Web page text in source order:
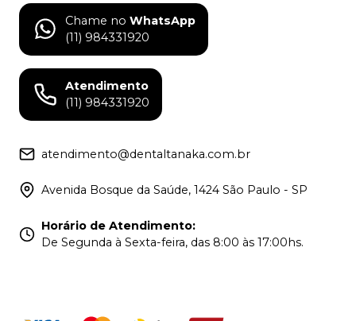
Chame no WhatsApp
(11) 984331920
Atendimento
(11) 984331920
atendimento@dentaltanaka.com.br
Avenida Bosque da Saúde, 1424 São Paulo - SP
Horário de Atendimento:
De Segunda à Sexta-feira, das 8:00 às 17:00hs.